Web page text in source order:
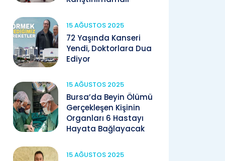
15 AĞUSTOS 2025
72 Yaşında Kanseri
Yendi, Doktorlara Dua
Ediyor
15 AĞUSTOS 2025
Bursa’da Beyin Ölümü
Gerçekleşen Kişinin
Organları 6 Hastayı
Hayata Bağlayacak
15 AĞUSTOS 2025